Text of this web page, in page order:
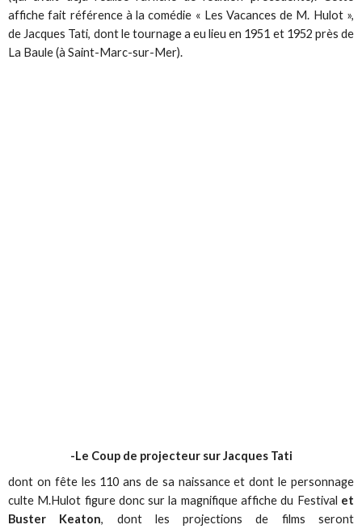
affiche fait référence à la comédie « Les Vacances de M. Hulot »,
de Jacques Tati, dont le tournagea eu lieu en 1951 et 1952 près de
La Baule (à Saint-Marc-sur-Mer).
-Le Coup de projecteur sur Jacques Tati
dont on fête les 110 ans de sa naissance et dont le personnage
culte M.Hulot figure donc sur la magnifique affiche du Festival et
Buster Keaton, dont les projections de films seront